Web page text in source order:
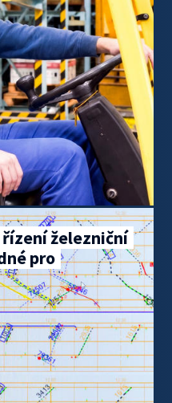
železniční
pro